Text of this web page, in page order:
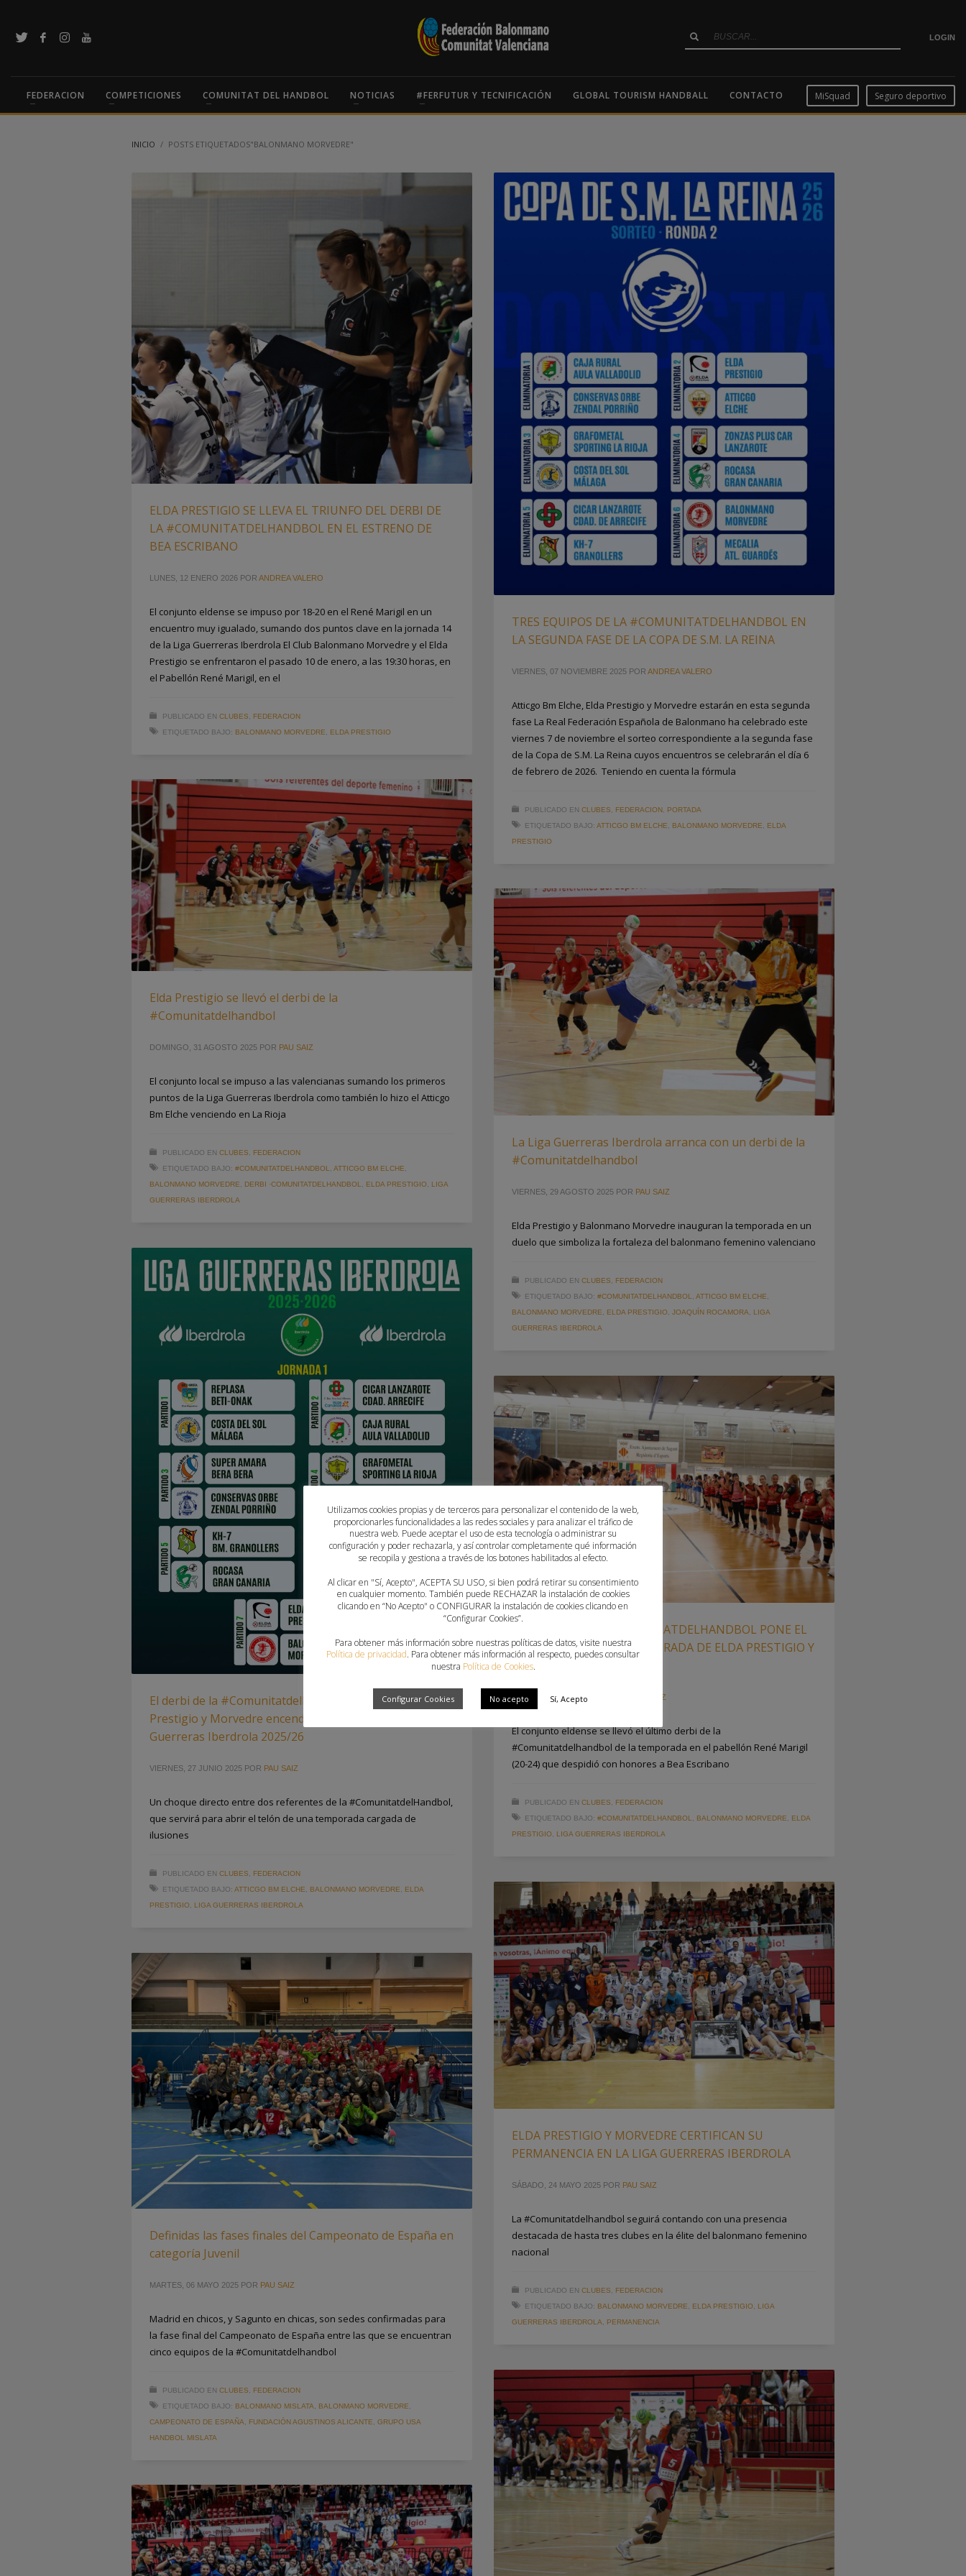
LOGIN
FEDERACION COMPETICIONES COMUNITAT DEL HANDBOL NOTICIAS #FERFUTUR Y TECNIFICACIÓN GLOBAL TOURISM HANDBALL CONTACTO MiSquad Seguro deportivo
INICIO POSTS ETIQUETADOS"BALONMANO MORVEDRE"
ELDA PRESTIGIO SE LLEVA EL TRIUNFO DEL DERBI DE
LA #COMUNITATDELHANDBOL EN EL ESTRENO DE
BEA ESCRIBANO
LUNES, 12 ENERO 2026 POR ANDREA VALERO
El conjunto eldense se impuso por 18-20 en el René Marigil en un
encuentro muy igualado, sumando dos puntos clave en la jornada 14
de la Liga Guerreras Iberdrola El Club Balonmano Morvedre y el Elda
Prestigio se enfrentaron el pasado 10 de enero, a las 19:30 horas, en
el Pabellón René Marigil, en el
PUBLICADO EN CLUBES
FEDERACION
ETIQUETADO BAJO: BALONMANO MORVEDRE ELDA PRESTIGIO
TRES EQUIPOS DE LA #COMUNITATDELHANDBOL EN
LA SEGUNDA FASE DE LA COPA DE S.M. LA REINA
VIERNES, 07 NOVIEMBRE 2025 POR ANDREA VALERO
Atticgo Bm Elche, Elda Prestigio y Morvedre estarán en esta segunda
fase La Real Federación Española de Balonmano ha celebrado este
viernes 7 de noviembre el sorteo correspondiente a la segunda fase
de la Copa de S.M. La Reina cuyos encuentros se celebrarán el día 6
de febrero de 2026. Teniendo en cuenta la fórmula
PUBLICADO EN CLUBES FEDERACION
PORTADA
ETIQUETADO BAJO: ATTICGO BM ELCHE BALONMANO MORVEDRE
ELDA
PRESTIGIO
Elda Prestigio se llevó el derbi de la
#Comunitatdelhandbol
DOMINGO, 31 AGOSTO 2025 POR PAU SAIZ
El conjunto local se impuso a las valencianas sumando los primeros
puntos de la Liga Guerreras Iberdrola como también lo hizo el Atticgo
Bm Elche venciendo en La Rioja
PUBLICADO EN CLUBES
FEDERACION
ETIQUETADO BAJO: #COMUNITATDELHANDBOL ATTICGO BM ELCHE
BALONMANO MORVEDRE
DERBI ·COMUNITATDELHANDBOL ELDA PRESTIGIO
LIGA
GUERRERAS IBERDROLA
La Liga Guerreras Iberdrola arranca con un derbi de la
#Comunitatdelhandbol
VIERNES, 29 AGOSTO 2025 POR PAU SAIZ
Elda Prestigio y Balonmano Morvedre inauguran la temporada en un
duelo que simboliza la fortaleza del balonmano femenino valenciano
PUBLICADO EN CLUBES
FEDERACION
ETIQUETADO BAJO: #COMUNITATDELHANDBOL ATTICGO BM ELCHE
BALONMANO MORVEDRE
ELDA PRESTIGIO JOAQUÍN ROCAMORA
LIGA
GUERRERAS IBERDROLA
El derbi de la #ComunitatdelHandbol entre Elda
Prestigio y Morvedre encenderá el arranque de la Liga
Guerreras Iberdrola 2025/26
VIERNES, 27 JUNIO 2025 POR PAU SAIZ
Un choque directo entre dos referentes de la #ComunitatdelHandbol,
que servirá para abrir el telón de una temporada cargada de
ilusiones
PUBLICADO EN CLUBES
FEDERACION
ETIQUETADO BAJO: ATTICGO BM ELCHE BALONMANO MORVEDRE
ELDA
PRESTIGIO
LIGA GUERRERAS IBERDROLA
EL DERBI DE LA #COMUNITATDELHANDBOL PONE EL
BROCHE FINAL A LA TEMPORADA DE ELDA PRESTIGIO Y
MORVEDRE
DOMINGO, 01 JUNIO 2025 PAU SAIZ
El conjunto eldense se llevó el último derbi de la
#Comunitatdelhandbol de la temporada en el pabellón René Marigil
(20-24) que despidió con honores a Bea Escribano
PUBLICADO EN CLUBES
FEDERACION
ETIQUETADO BAJO: #COMUNITATDELHANDBOL BALONMANO MORVEDRE
ELDA
PRESTIGIO
LIGA GUERRERAS IBERDROLA
ELDA PRESTIGIO Y MORVEDRE CERTIFICAN SU
PERMANENCIA EN LA LIGA GUERRERAS IBERDROLA
SÁBADO, 24 MAYO 2025 POR PAU SAIZ
La #Comunitatdelhandbol seguirá contando con una presencia
destacada de hasta tres clubes en la élite del balonmano femenino
nacional
PUBLICADO EN CLUBES
FEDERACION
ETIQUETADO BAJO: BALONMANO MORVEDRE ELDA PRESTIGIO
LIGA
GUERRERAS IBERDROLA
PERMANENCIA
Definidas las fases finales del Campeonato de España en
categoría Juvenil
MARTES, 06 MAYO 2025 POR PAU SAIZ
Madrid en chicos, y Sagunto en chicas, son sedes confirmadas para
la fase final del Campeonato de España entre las que se encuentran
cinco equipos de la #Comunitatdelhandbol
PUBLICADO EN CLUBES
FEDERACION
ETIQUETADO BAJO: BALONMANO MISLATA BALONMANO MORVEDRE
CAMPEONATO DE ESPAÑA
FUNDACIÓN AGUSTINOS ALICANTE
GRUPO USA
HANDBOL MISLATA
Utilizamos cookies propias y de terceros para personalizar el contenido de la web,
proporcionarles funcionalidades a las redes sociales y para analizar el tráfico de
nuestra web. Puede aceptar el uso de esta tecnología o administrar su
configuración y poder rechazarla, y así controlar completamente qué información
se recopila y gestiona a través de los botones habilitados al efecto.
Al clicar en "Sí, Acepto", ACEPTA SU USO, si bien podrá retirar su consentimiento
en cualquier momento. También puede RECHAZAR la instalación de cookies
clicando en “No Acepto" o CONFIGURAR la instalación de cookies clicando en
“Configurar Cookies”.
Para obtener más información sobre nuestras políticas de datos, visite nuestra
Política de privacidad. Para obtener más información al respecto, puedes consultar
nuestra Política de Cookies.
Configurar Cookies No acepto Sí, Acepto